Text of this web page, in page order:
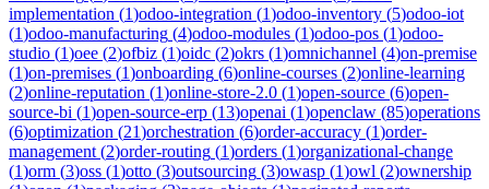
implementation (1)odoo-integration (1)odoo-inventory (5)odoo-iot
(1)odoo-manufacturing (4)odoo-modules (1)odoo-pos (1)odoo-
studio (1)oee (2)ofbiz (1)oidc (2)okrs (1)omnichannel (4)on-premise
(1)on-premises (1)onboarding (6)online-courses (2)online-learning
(2)online-reputation (1)online-store-2.0 (1)open-source (6)open-
source-bi (1)open-source-erp (13)openai (1)openclaw (85)operations
(6)optimization (21)orchestration (6)order-accuracy (1)order-
management (2)order-routing (1)orders (1)organizational-change
(1)orm (3)oss (1)otto (3)outsourcing (3)owasp (1)owl (2)ownership